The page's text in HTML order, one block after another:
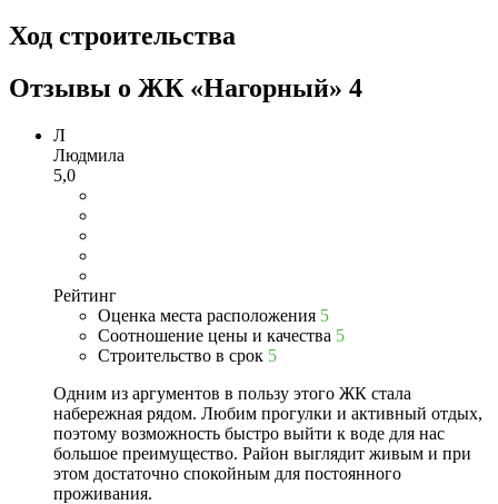
Ход строительства
Отзывы о ЖК «Нагорный» 4
Л
Людмила
5,0
Рейтинг
Оценка места расположения 5
Соотношение цены и качества 5
Строительство в срок 5
Одним из аргументов в пользу этого ЖК стала
набережная рядом. Любим прогулки и активный отдых,
поэтому возможность быстро выйти к воде для нас
большое преимущество. Район выглядит живым и при
этом достаточно спокойным для постоянного
проживания.